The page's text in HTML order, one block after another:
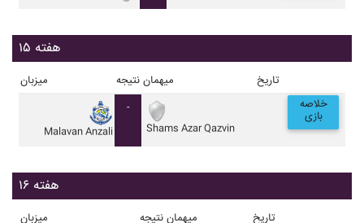
هفته ۱۵
میزبان نتیجه میهمان تاریخ
Malavan Anzali
-
Shams Azar Qazvin
خلاصه
بازی
هفته ۱۶
میزبان نتیجه میهمان تاریخ